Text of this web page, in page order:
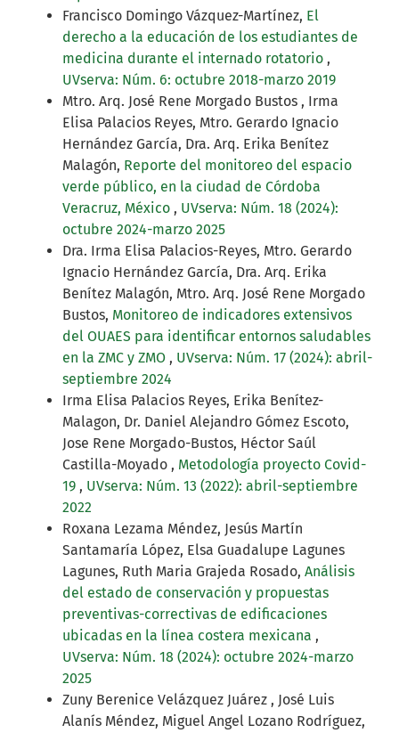
Francisco Domingo Vázquez-Martínez, El
derecho a la educación de los estudiantes de
medicina durante el internado rotatorio ,
UVserva: Núm. 6: octubre 2018-marzo 2019
Mtro. Arq. José Rene Morgado Bustos , Irma
Elisa Palacios Reyes, Mtro. Gerardo Ignacio
Hernández García, Dra. Arq. Erika Benítez
Malagón, Reporte del monitoreo del espacio
verde público, en la ciudad de Córdoba
Veracruz, México , UVserva: Núm. 18 (2024):
octubre 2024-marzo 2025
Dra. Irma Elisa Palacios-Reyes, Mtro. Gerardo
Ignacio Hernández García, Dra. Arq. Erika
Benítez Malagón, Mtro. Arq. José Rene Morgado
Bustos, Monitoreo de indicadores extensivos
del OUAES para identificar entornos saludables
en la ZMC y ZMO , UVserva: Núm. 17 (2024): abril-
septiembre 2024
Irma Elisa Palacios Reyes, Erika Benítez-
Malagon, Dr. Daniel Alejandro Gómez Escoto,
Jose Rene Morgado-Bustos, Héctor Saúl
Castilla-Moyado , Metodología proyecto Covid-
19 , UVserva: Núm. 13 (2022): abril-septiembre
2022
Roxana Lezama Méndez, Jesús Martín
Santamaría López, Elsa Guadalupe Lagunes
Lagunes, Ruth Maria Grajeda Rosado, Análisis
del estado de conservación y propuestas
preventivas-correctivas de edificaciones
ubicadas en la línea costera mexicana ,
UVserva: Núm. 18 (2024): octubre 2024-marzo
2025
Zuny Berenice Velázquez Juárez , José Luis
Alanís Méndez, Miguel Angel Lozano Rodríguez,